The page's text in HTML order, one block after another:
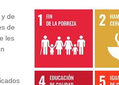
de
de
les